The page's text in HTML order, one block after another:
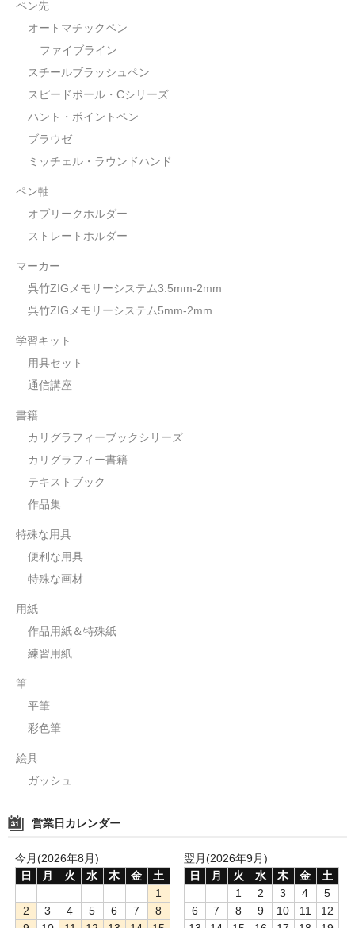
ペン先
オートマチックペン
ファイブライン
スチールブラッシュペン
スピードボール・Cシリーズ
ハント・ポイントペン
ブラウゼ
ミッチェル・ラウンドハンド
ペン軸
オブリークホルダー
ストレートホルダー
マーカー
呉竹ZIGメモリーシステム3.5mm-2mm
呉竹ZIGメモリーシステム5mm-2mm
学習キット
用具セット
通信講座
書籍
カリグラフィーブックシリーズ
カリグラフィー書籍
テキストブック
作品集
特殊な用具
便利な用具
特殊な画材
用紙
作品用紙＆特殊紙
練習用紙
筆
平筆
彩色筆
絵具
ガッシュ
営業日カレンダー
今月(2026年8月)
日
月 火 水 木 金
土
1
2
3 4 5 6 7
8
翌月(2026年9月)
日
月 火 水 木 金
土
1
2 3 4
5
6
7 8 9 10 11
12